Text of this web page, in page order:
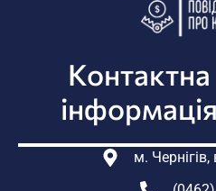
Контактна
інформація
м.